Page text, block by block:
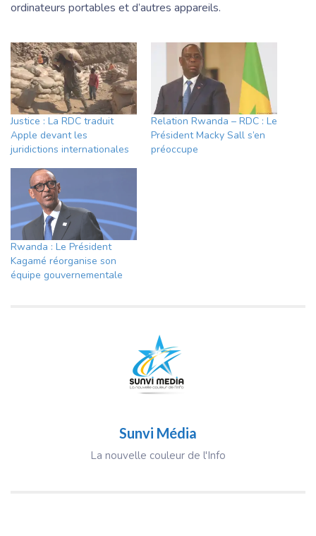
ordinateurs portables et d’autres appareils.
Justice : La RDC traduit
Apple devant les
juridictions internationales
Relation Rwanda – RDC : Le
Président Macky Sall s’en
préoccupe
Rwanda : Le Président
Kagamé réorganise son
équipe gouvernementale
Sunvi Média
La nouvelle couleur de l'Info